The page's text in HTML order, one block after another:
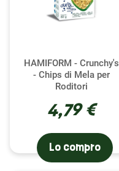
HAMIFORM - Crunchy's
- Chips di Mela per
Roditori
4,79 €
Lo compro